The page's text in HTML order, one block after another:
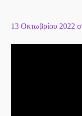
13 Οκτωβρίου 2022